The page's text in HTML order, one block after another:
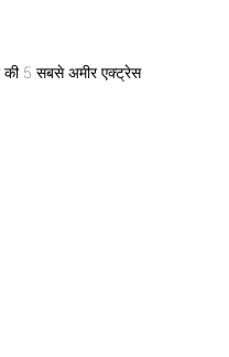
5 सबसे अमीर एक्ट्रेस